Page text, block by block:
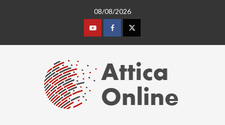
08/08/2026
YoutubeFacebookTwitter